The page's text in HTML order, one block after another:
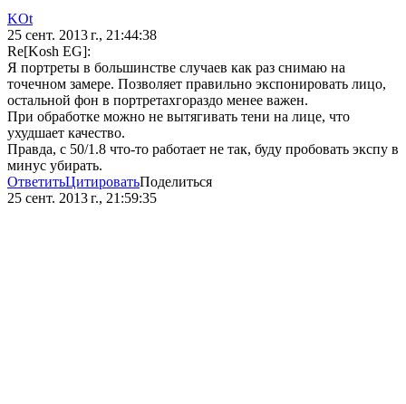
KOt
25 сент. 2013 г., 21:44:38
Re[Kosh EG]:
Я портреты в большинстве случаев как раз снимаю на
точечном замере. Позволяет правильно экспонировать лицо,
остальной фон в портретахгораздо менее важен.
При обработке можно не вытягивать тени на лице, что
ухудшает качество.
Правда, с 50/1.8 что-то работает не так, буду пробовать экспу в
минус убирать.
ОтветитьЦитироватьПоделиться
25 сент. 2013 г., 21:59:35